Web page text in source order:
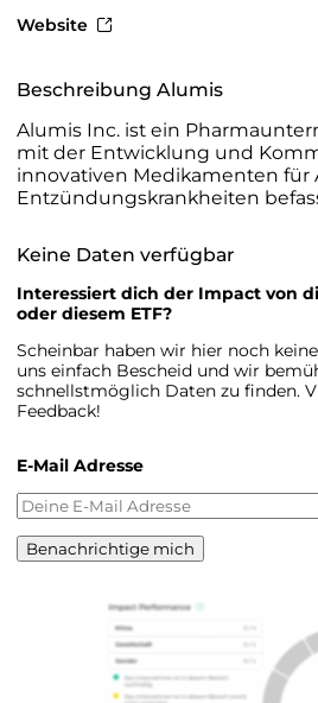
Website
Beschreibung Alumis
Alumis Inc. ist ein
mit der Entwicklung und
innovativen Medikamenten
Entzündungskrankheiten
Keine Daten verfügbar
Interessiert dich der Impact von
oder diesem ETF?
Scheinbar haben wir hier noch
uns einfach Bescheid und wir
schnellstmöglich Daten zu finden.
Feedback!
E-Mail Adresse
Benachrichtige mich